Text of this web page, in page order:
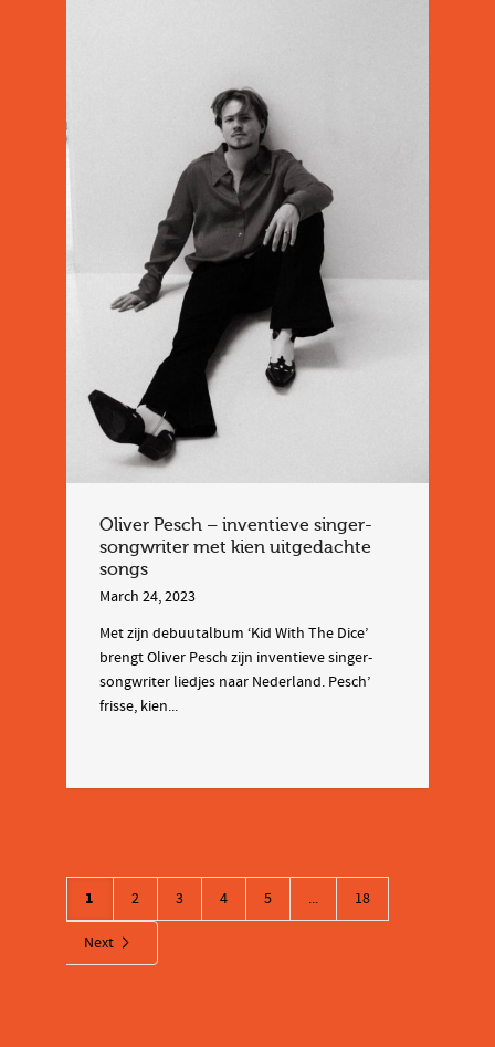
Oliver Pesch – inventieve singer-
songwriter met kien uitgedachte
songs
March 24, 2023
Met zijn debuutalbum ‘Kid With The Dice’
brengt Oliver Pesch zijn inventieve singer-
songwriter liedjes naar Nederland. Pesch’
frisse, kien...
1 2 3 4 5 ... 18
Next